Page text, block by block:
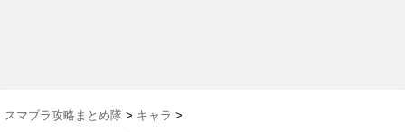
スマブラ攻略まとめ隊 > キャラ >